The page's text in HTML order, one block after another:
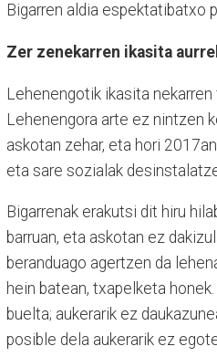
Bigarren aldia espektatibatxo
Zer zenekarren ikasita
Lehenengotik ikasita
Lehenengora arte ez nintzen
askotan zehar, eta hori
eta sare sozialak
Bigarrenak erakutsi dit hiru
barruan, eta askotan ez
beranduago agertzen da
hein batean, txapelketa
buelta; aukerarik ez
posible dela aukerarik ez